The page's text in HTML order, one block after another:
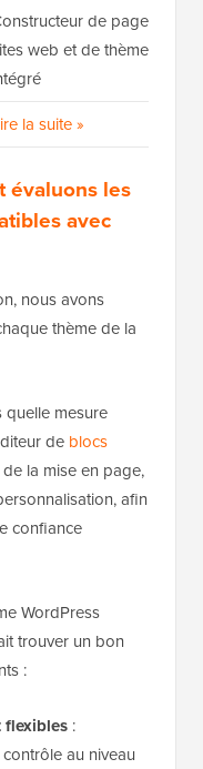
de pages, de
web et de thèmes
la suite »
évaluons les
avec
nous avons
thème de la
mesure
de blocs
la mise en page,
afin
confiance
WordPress
trouver un bon
:
flexibles :
au niveau